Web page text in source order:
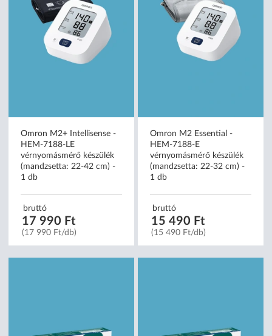
Omron M2+ Intellisense -
HEM-7188-LE
vérnyomásmérő készülék
(mandzsetta: 22-42 cm) -
1 db
bruttó
17 990 Ft
(17 990 Ft/db)
Omron M2 Essential -
HEM-7188-E
vérnyomásmérő készülék
(mandzsetta: 22-32 cm) -
1 db
bruttó
15 490 Ft
(15 490 Ft/db)